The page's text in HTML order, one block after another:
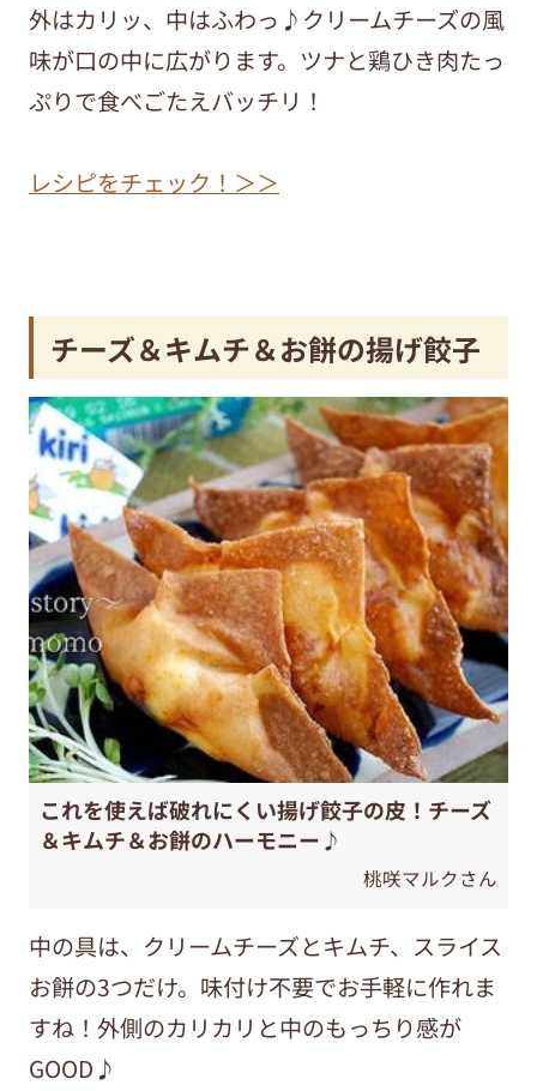
外はカリッ、中はふわっ♪クリームチーズの風
味が口の中に広がります。ツナと鶏ひき肉たっ
ぷりで食べごたえバッチリ！
レシピをチェック！＞＞
チーズ＆キムチ＆お餅の揚げ餃子
これを使えば破れにくい揚げ餃子の皮！チーズ
＆キムチ＆お餅のハーモニー♪
桃咲マルクさん
中の具は、クリームチーズとキムチ、スライス
お餅の3つだけ。味付け不要でお手軽に作れま
すね！外側のカリカリと中のもっちり感が
GOOD♪